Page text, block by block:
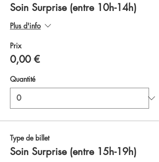
Soin Surprise (entre 10h-14h)
Plus d'info
Prix
0,00 €
Quantité
Type de billet
Soin Surprise (entre 15h-19h)